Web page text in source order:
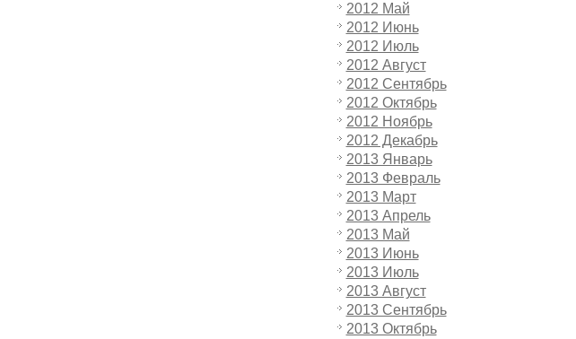
2012 Май
2012 Июнь
2012 Июль
2012 Август
2012 Сентябрь
2012 Октябрь
2012 Ноябрь
2012 Декабрь
2013 Январь
2013 Февраль
2013 Март
2013 Апрель
2013 Май
2013 Июнь
2013 Июль
2013 Август
2013 Сентябрь
2013 Октябрь